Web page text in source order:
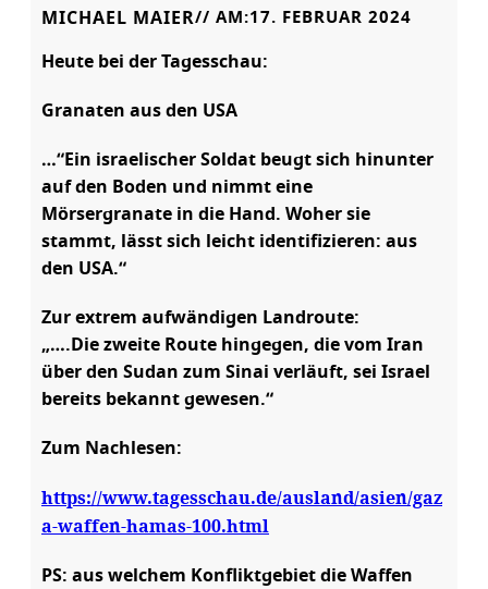
MICHAEL MAIER// AM:17. FEBRUAR 2024
Heute bei der Tagesschau:
Granaten aus den USA
…“Ein israelischer Soldat beugt sich hinunter
auf den Boden und nimmt eine
Mörsergranate in die Hand. Woher sie
stammt, lässt sich leicht identifizieren: aus
den USA.“
Zur extrem aufwändigen Landroute:
„….Die zweite Route hingegen, die vom Iran
über den Sudan zum Sinai verläuft, sei Israel
bereits bekannt gewesen.“
Zum Nachlesen:
https://www.tagesschau.de/ausland/asien/gaz
a-waffen-hamas-100.html
PS: aus welchem Konfliktgebiet die Waffen